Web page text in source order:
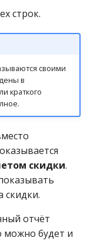
строк.
своими
в
краткого
скидки.
скидки.
отчёт
можно будет и